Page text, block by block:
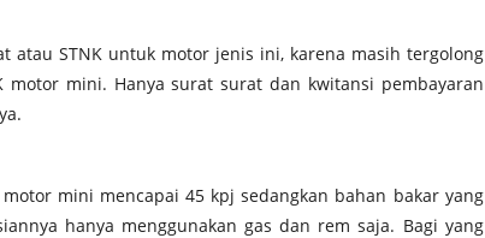
atau STNK untuk motor jenis ini, karena masih tergolong
motor mini. Hanya surat surat dan kwitansi pembayaran
mini mencapai 45 kpj sedangkan bahan bakar yang
hanya menggunakan gas dan rem saja. Bagi yang